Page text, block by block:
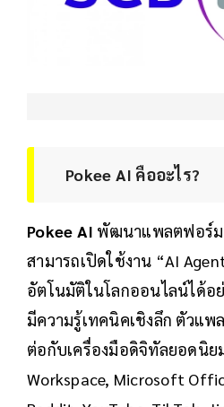
Pokee AI คืออะไร?
Pokee AI พัฒนาแพลตฟอร์ม
สามารถเปิดใช้งาน “AI
อัตโนมัติในโลกออนไลน์ได้อ
มีความรู้เทคนิคเชิงลึก ตัวแพ
ต่อกับเครื่องมือดิจิทัลยอดนิย
Workspace, Microsoft